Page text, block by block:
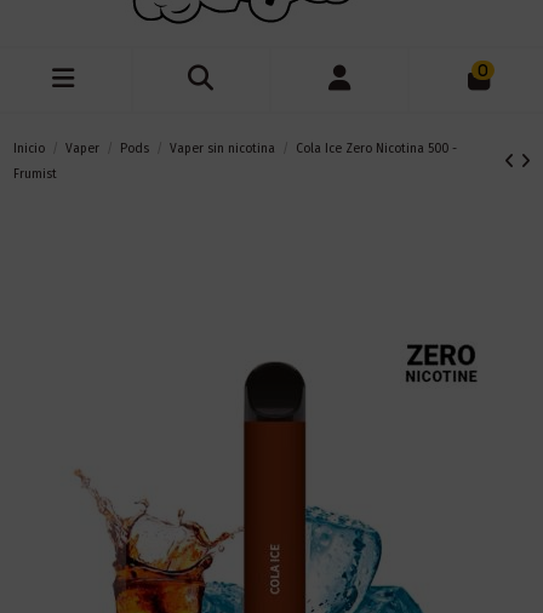
0
Inicio Vaper Pods Vaper sin nicotina
Cola Ice Zero Nicotina 500 -
Frumist